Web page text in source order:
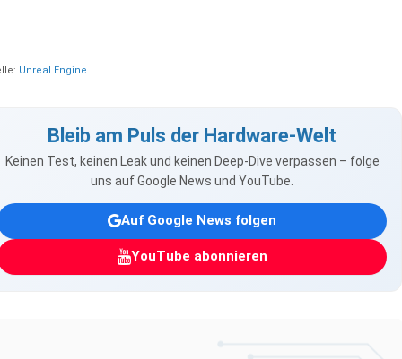
Unreal Engine
Bleib am Puls der Hardware-Welt
Keinen Test, keinen Leak und keinen Deep-Dive verpassen – folge
uns auf Google News und YouTube.
Auf Google News folgen
YouTube abonnieren